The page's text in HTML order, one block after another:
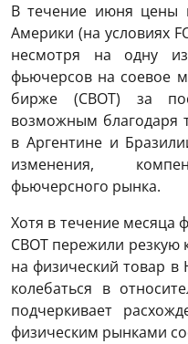
В течение июня цены
Америки (на условиях
несмотря на одну
фьючерсов на соевое
бирже (CBOT) за
возможным благодаря
в Аргентине и
изменения,
фьючерсного рынка.
Хотя в течение месяца
CBOT пережили
на физический товар
колебаться в
подчеркивает
физическим рынками